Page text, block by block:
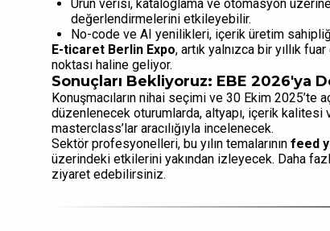
Ürün verisi, kataloglama ve otomasyon
değerlendirmelerini etkileyebilir.
No-code ve AI yenilikleri, içerik üretim
E-ticaret Berlin Expo, artık yalnızca bir yıllık
noktası haline geliyor.
Sonuçları Bekliyoruz: EBE 2026'ya
Konuşmacıların nihai seçimi ve 30 Ekim 2025’te
düzenlenecek oturumlarda, altyapı, içerik
masterclass’lar aracılığıyla incelenecek.
Sektör profesyonelleri, bu yılın temalarının feed
üzerindeki etkilerini yakından izleyecek. Daha
ziyaret edebilirsiniz.